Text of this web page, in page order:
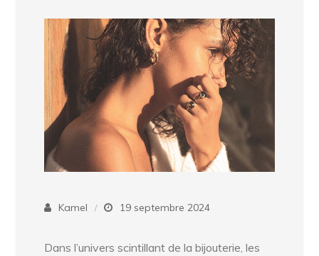
Kamel 19 septembre 2024
Dans l’univers scintillant de la bijouterie, les